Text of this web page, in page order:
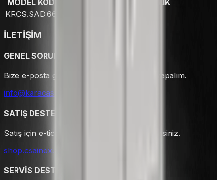
MODEL KODU
AĞIRLIK
KRCS.SAD.660
İLETİŞİM
GENEL SORULAR
Bize e-posta gönderin hemen geri dönüş yapalım.
info@karacasan.com
SATIŞ DESTEĞİ
Satış için e-ticaret sayfamızı ziyaret edebilirsiniz.
shop.csainox.com.tr
SERVİS DESTEĞİ